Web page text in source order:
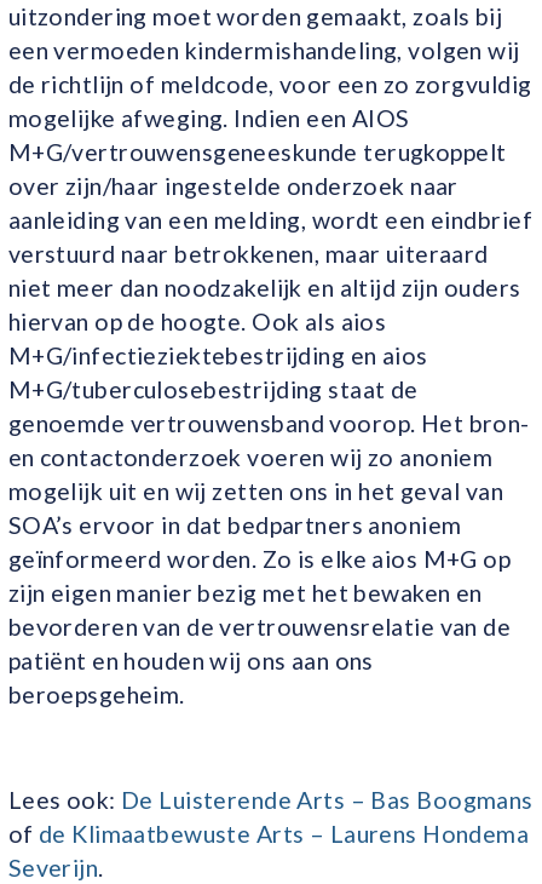
uitzondering moet worden gemaakt, zoals bij
een vermoeden kindermishandeling, volgen wij
de richtlijn of meldcode, voor een zo zorgvuldig
mogelijke afweging. Indien een AIOS
M+G/vertrouwensgeneeskunde terugkoppelt
over zijn/haar ingestelde onderzoek naar
aanleiding van een melding, wordt een eindbrief
verstuurd naar betrokkenen, maar uiteraard
niet meer dan noodzakelijk en altijd zijn ouders
hiervan op de hoogte. Ook als aios
M+G/infectieziektebestrijding en aios
M+G/tuberculosebestrijding staat de
genoemde vertrouwensband voorop. Het bron-
en contactonderzoek voeren wij zo anoniem
mogelijk uit en wij zetten ons in het geval van
SOA’s ervoor in dat bedpartners anoniem
geïnformeerd worden. Zo is elke aios M+G op
zijn eigen manier bezig met het bewaken en
bevorderen van de vertrouwensrelatie van de
patiënt en houden wij ons aan ons
beroepsgeheim.
Lees ook: De Luisterende Arts – Bas Boogmans
of de Klimaatbewuste Arts – Laurens Hondema
Severijn.